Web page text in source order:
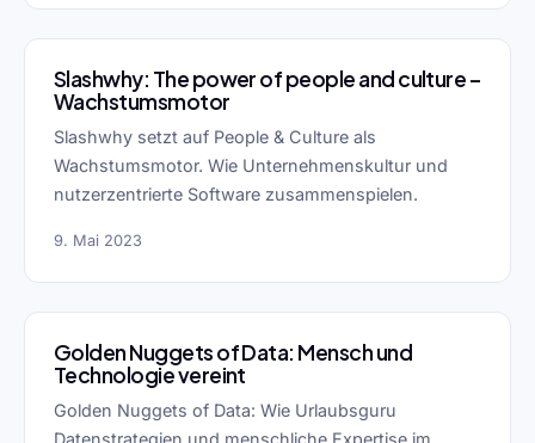
Slashwhy: The power of people and culture –
Wachstumsmotor
Slashwhy setzt auf People & Culture als
Wachstumsmotor. Wie Unternehmenskultur und
nutzerzentrierte Software zusammenspielen.
9. Mai 2023
Golden Nuggets of Data: Mensch und
Technologie vereint
Golden Nuggets of Data: Wie Urlaubsguru